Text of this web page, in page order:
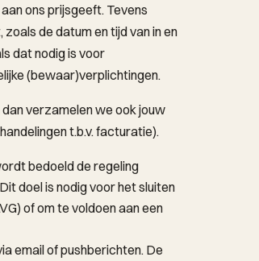
ons prijsgeeft. Tevens
de datum en tijd van in en
dat nodig is voor
(bewaar)verplichtingen.
verzamelen we ook jouw
t.b.v. facturatie).
bedoeld de regeling
doel is nodig voor het sluiten
of om te voldoen aan een
email of pushberichten. De